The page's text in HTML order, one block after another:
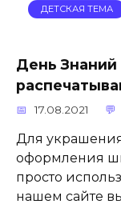
ДЕТСКАЯ ТЕМА
День
17.08.2021
Для
оформления
просто
нашем сайте